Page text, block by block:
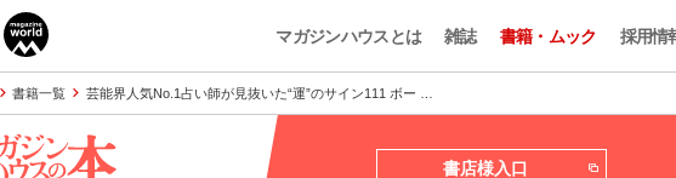
マガジンハウスとは 雑誌 書籍・ムック 採用情
書籍一覧 芸能界人気No.1占い師が見抜いた“運”のサイン111 ボー …
書店様入口